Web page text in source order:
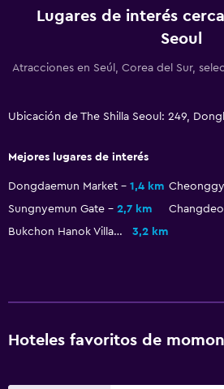
Champú
Papeleras
Acceso al salón ejecutivo
Espacio de almacenamiento
Zona de estar
Teléfono
Lugares de interés
Seoul
Atracciones en Seúl, Corea del Sur,
Ubicación de The Shilla Seoul: 249,
Mejores lugares de interés
Dongdaemun Market 1,4 km
Sungnyemun Gate
2,7 km
Bukchon Hanok Village
3,2 km
Hoteles favoritos de